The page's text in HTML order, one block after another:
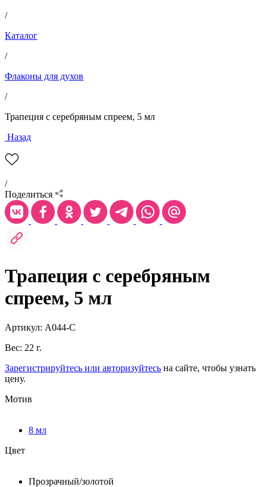
/
Каталог
/
Флаконы для духов
/
Трапеция с серебряным спреем, 5 мл
Назад
/
Поделиться
Трапеция с серебряным
спреем, 5 мл
Артикул: А044-С
Вес: 22 г.
Зарегистрируйтесь или авторизуйтесь на сайте, чтобы узнать
цену.
Мотив
8 мл
Цвет
Прозрачный/золотой